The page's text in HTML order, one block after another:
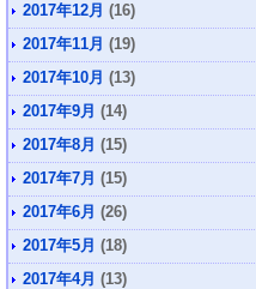
2017年12月 (16)
2017年11月 (19)
2017年10月 (13)
2017年9月 (14)
2017年8月 (15)
2017年7月 (15)
2017年6月 (26)
2017年5月 (18)
2017年4月 (13)